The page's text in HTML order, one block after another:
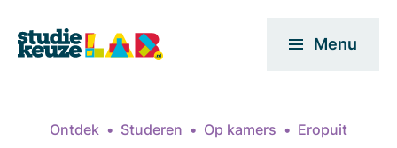
Menu
Ontdek Studeren Op kamers Eropuit